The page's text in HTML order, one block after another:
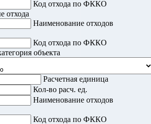
Код отхода по ФККО
отхода
Наименование отходов
Код отхода по ФККО
объекта
Расчетная единица
Кол-во расч. ед.
Наименование отходов
Код отхода по ФККО